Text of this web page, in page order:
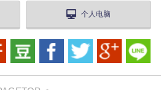
个人电脑